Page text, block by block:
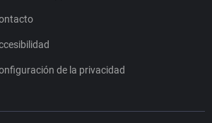
de la privacidad